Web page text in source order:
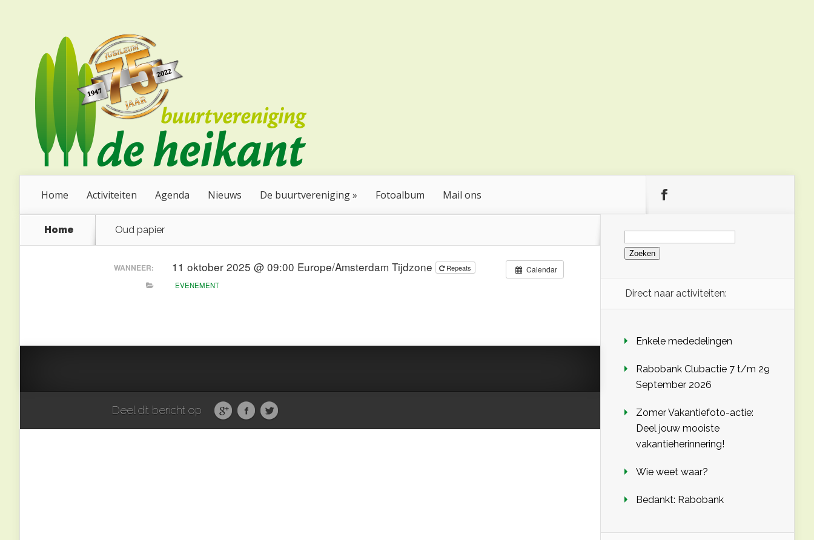
Home Activiteiten Agenda Nieuws De buurtvereniging Fotoalbum Mail ons
Home Oud papier
Calendar
WANNEER: 11 oktober 2025 @ 09:00 Europe/Amsterdam Tijdzone
Repeats
EVENEMENT
Deel dit bericht op
Zoeken
naar:
Direct naar activiteiten:
Enkele mededelingen
Rabobank Clubactie 7 t/m 29
September 2026
Zomer Vakantiefoto-actie:
Deel jouw mooiste
vakantieherinnering!
Wie weet waar?
Bedankt: Rabobank